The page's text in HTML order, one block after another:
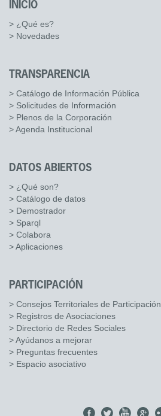
INICIO
> ¿Qué es?
> Novedades
TRANSPARENCIA
> Catálogo de Información Pública
> Solicitudes de Información
> Plenos de la Corporación
> Agenda Institucional
DATOS ABIERTOS
> ¿Qué son?
> Catálogo de datos
> Demostrador
> Sparql
> Colabora
> Aplicaciones
PARTICIPACIÓN
> Consejos Territoriales de Participación
> Registros de Asociaciones
> Directorio de Redes Sociales
> Ayúdanos a mejorar
> Preguntas frecuentes
> Espacio asociativo